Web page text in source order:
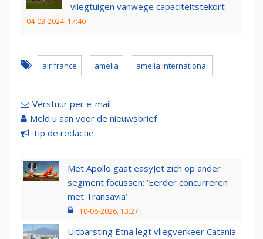
vliegtuigen vanwege capaciteitstekort
04-03-2024, 17:40
air france amelia amelia international
Verstuur per e-mail
Meld u aan voor de nieuwsbrief
Tip de redactie
Met Apollo gaat easyJet zich op ander
segment focussen: ‘Eerder concurreren
met Transavia’
10-08-2026, 13:27
Uitbarsting Etna legt vliegverkeer Catania